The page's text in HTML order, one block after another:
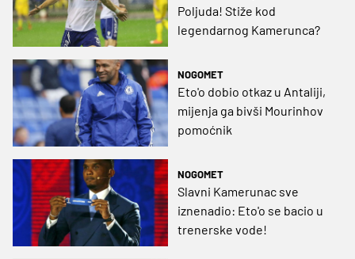
Poljuda! Stiže kod
legendarnog Kamerunca?
NOGOMET
Eto'o dobio otkaz u Antaliji,
mijenja ga bivši Mourinhov
pomoćnik
NOGOMET
Slavni Kamerunac sve
iznenadio: Eto'o se bacio u
trenerske vode!